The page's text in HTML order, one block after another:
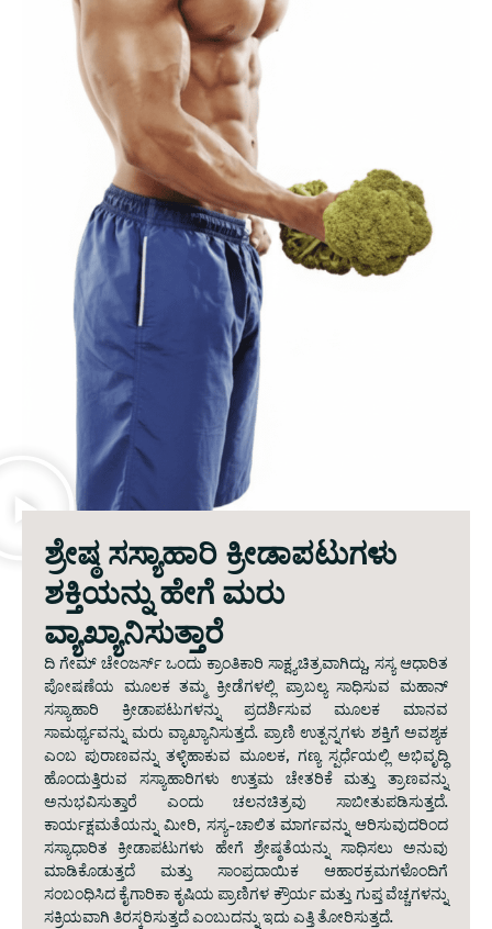
ಶ್ರೇಷ್ಠ ಸಸ್ಯಾಹಾರಿ ಕ್ರೀಡಾಪಟುಗಳು
ಶಕ್ತಿಯನ್ನು ಹೇಗೆ ಮರು
ವ್ಯಾಖ್ಯಾನಿಸುತ್ತಾರೆ
ದಿ ಗೇಮ್ ಚೇಂಜರ್ಸ್ ಒಂದು ಕ್ರಾಂತಿಕಾರಿ ಸಾಕ್ಷ್ಯಚಿತ್ರವಾಗಿದ್ದು, ಸಸ್ಯ ಆಧಾರಿತ
ಪೋಷಣೆಯ ಮೂಲಕ ತಮ್ಮ ಕ್ರೀಡೆಗಳಲ್ಲಿ ಪ್ರಾಬಲ್ಯ ಸಾಧಿಸುವ ಮಹಾನ್
ಸಸ್ಯಾಹಾರಿ ಕ್ರೀಡಾಪಟುಗಳನ್ನು ಪ್ರದರ್ಶಿಸುವ ಮೂಲಕ ಮಾನವ
ಸಾಮರ್ಥ್ಯವನ್ನು ಮರು ವ್ಯಾಖ್ಯಾನಿಸುತ್ತದೆ. ಪ್ರಾಣಿ ಉತ್ಪನ್ನಗಳು ಶಕ್ತಿಗೆ ಅವಶ್ಯಕ
ಎಂಬ ಪುರಾಣವನ್ನು ತಳ್ಳಿಹಾಕುವ ಮೂಲಕ, ಗಣ್ಯ ಸ್ಪರ್ಧೆಯಲ್ಲಿ ಅಭಿವೃದ್ಧಿ
ಹೊಂದುತ್ತಿರುವ ಸಸ್ಯಾಹಾರಿಗಳು ಉತ್ತಮ ಚೇತರಿಕೆ ಮತ್ತು ತ್ರಾಣವನ್ನು
ಅನುಭವಿಸುತ್ತಾರೆ ಎಂದು ಚಲನಚಿತ್ರವು ಸಾಬೀತುಪಡಿಸುತ್ತದೆ.
ಕಾರ್ಯಕ್ಷಮತೆಯನ್ನು ಮೀರಿ, ಸಸ್ಯ-ಚಾಲಿತ ಮಾರ್ಗವನ್ನು ಆರಿಸುವುದರಿಂದ
ಸಸ್ಯಾಧಾರಿತ ಕ್ರೀಡಾಪಟುಗಳು ಹೇಗೆ ಶ್ರೇಷ್ಠತೆಯನ್ನು ಸಾಧಿಸಲು ಅನುವು
ಮಾಡಿಕೊಡುತ್ತದೆ ಮತ್ತು ಸಾಂಪ್ರದಾಯಿಕ ಆಹಾರಕ್ರಮಗಳೊಂದಿಗೆ
ಸಂಬಂಧಿಸಿದ ಕೈಗಾರಿಕಾ ಕೃಷಿಯ ಪ್ರಾಣಿಗಳ ಕ್ರೌರ್ಯ ಮತ್ತು ಗುಪ್ತ ವೆಚ್ಚಗಳನ್ನು
ಸಕ್ರಿಯವಾಗಿ ತಿರಸ್ಕರಿಸುತ್ತದೆ ಎಂಬುದನ್ನು ಇದು ಎತ್ತಿ ತೋರಿಸುತ್ತದೆ.